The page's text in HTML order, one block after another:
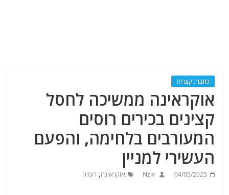
כתבות קצרות
אוקראינה ממשיכה לחסל
קצינים בכירים רוסים
המעורבים בלחימה, והפעם
העשירי למניין
04/05/2025
Nziv אוקראינה, רוסיה